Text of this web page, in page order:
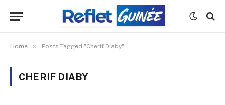
Home » Posts Tagged "Cherif Diaby"
CHERIF DIABY